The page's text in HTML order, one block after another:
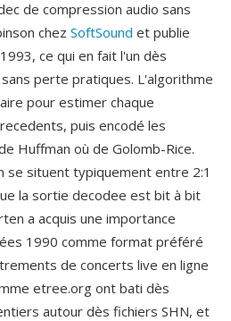
de compression audio sans
chez SoftSound et publie
ce qui en fait l'un dès
perte pratiques. L'algorithme
pour estimer chaque
puis encodé les
Huffman où de Golomb-Rice.
se situent typiquement entre 2:1
la sortie decodee est bit à bit
a acquis une importance
1990 comme format préféré
de concerts live en ligne
etree.org ont bati dès
autour dès fichiers SHN, et